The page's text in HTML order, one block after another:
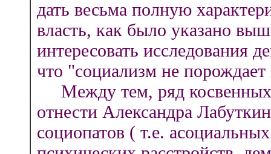
дать весьма полную
власть, как было указано
интересовать исследования
что "социализм не
Между тем, ряд косвенных
отнести Александра
социопатов ( т.е.